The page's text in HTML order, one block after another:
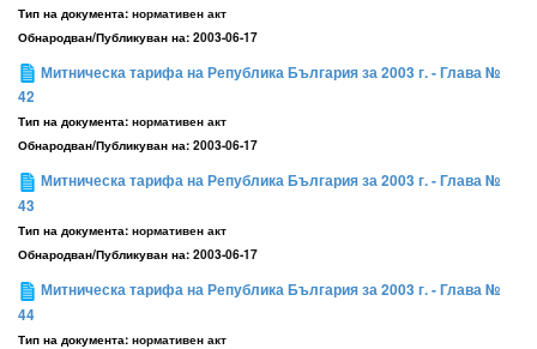
Тип на документа: нормативен акт
Обнародван/Публикуван на: 2003-06-17
Митническа тарифа на Република България за 2003 г. - Глава №
42
Тип на документа: нормативен акт
Обнародван/Публикуван на: 2003-06-17
Митническа тарифа на Република България за 2003 г. - Глава №
43
Тип на документа: нормативен акт
Обнародван/Публикуван на: 2003-06-17
Митническа тарифа на Република България за 2003 г. - Глава №
44
Тип на документа: нормативен акт